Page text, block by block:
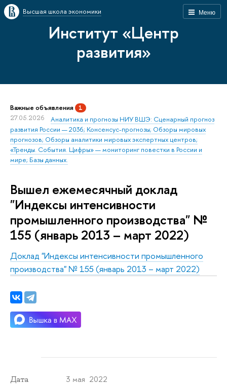
Меню
Высшая школа экономики
Институт «Центр
развития»
Важные объявления 1
27.05.2026
Аналитика и прогнозы НИУ ВШЭ: Сценарный прогноз
развития России — 2036; Консенсус-прогнозы; Обзоры мировых
прогнозов; Обзоры аналитики мировых экспертных центров;
«Тренды. События. Цифры» — мониторинг повестки в России и
мире; Базы данных.
Вышел ежемесячный доклад
"Индексы интенсивности
промышленного производства" №
155 (январь 2013 – март 2022)
Доклад "Индексы интенсивности промышленного
производства" № 155 (январь 2013 – март 2022)
Дата 3 мая 2022